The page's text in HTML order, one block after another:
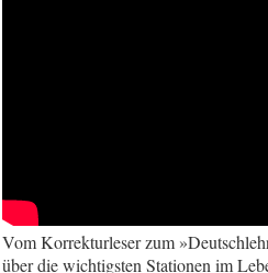
Vom Korrekturleser zum
über die wichtigsten Stationen im